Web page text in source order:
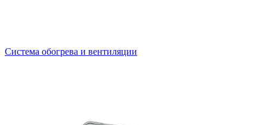
Система обогрева и вентиляции